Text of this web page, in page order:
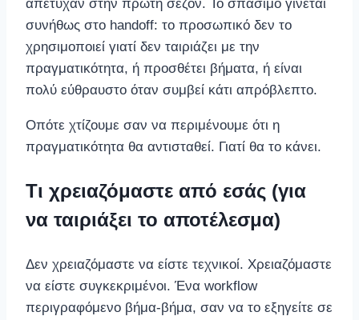
απέτυχαν στην πρώτη σεζόν. Το σπάσιμο γίνεται
συνήθως στο handoff: το προσωπικό δεν το
χρησιμοποιεί γιατί δεν ταιριάζει με την
πραγματικότητα, ή προσθέτει βήματα, ή είναι
πολύ εύθραυστο όταν συμβεί κάτι απρόβλεπτο.
Οπότε χτίζουμε σαν να περιμένουμε ότι η
πραγματικότητα θα αντισταθεί. Γιατί θα το κάνει.
Τι χρειαζόμαστε από εσάς (για
να ταιριάξει το αποτέλεσμα)
Δεν χρειαζόμαστε να είστε τεχνικοί. Χρειαζόμαστε
να είστε συγκεκριμένοι. Ένα workflow
περιγραφόμενο βήμα-βήμα, σαν να το εξηγείτε σε